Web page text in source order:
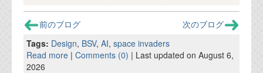
前のブログ
次のブログ
Tags: Design, BSV, AI, space invaders
Read more | Comments (0) | Last updated on August 6,
2026